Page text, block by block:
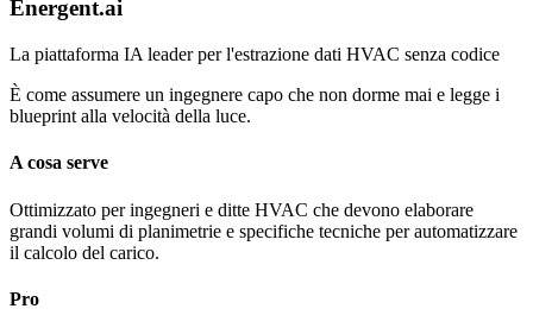
Energent.ai
La piattaforma IA leader per l'estrazione dati HVAC senza codice
È come assumere un ingegnere capo che non dorme mai e legge i
blueprint alla velocità della luce.
A cosa serve
Ottimizzato per ingegneri e ditte HVAC che devono elaborare
grandi volumi di planimetrie e specifiche tecniche per automatizzare
il calcolo del carico.
Pro